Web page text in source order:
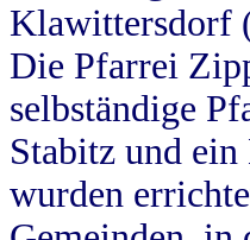
Klawittersdorf
Die Pfarrei
selbständige
Stabitz und
wurden